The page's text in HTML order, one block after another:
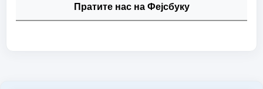
Пратите нас на Фејсбуку